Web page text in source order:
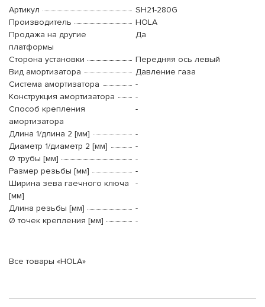
Артикул
SH21-280G
Производитель
HOLA
Продажа на другие
платформы
Да
Сторона установки
Передняя ось левый
Вид амортизатора
Давление газа
Система амортизатора
-
Конструкция амортизатора
-
Способ крепления
амортизатора
-
Длина 1/длина 2 [мм]
-
Диаметр 1/диаметр 2 [мм]
-
Ø трубы [мм]
-
Размер резьбы [мм]
-
Ширина зева гаечного ключа
[мм]
-
Длина резьбы [мм]
-
Ø точек крепления [мм]
-
Все товары «HOLA»